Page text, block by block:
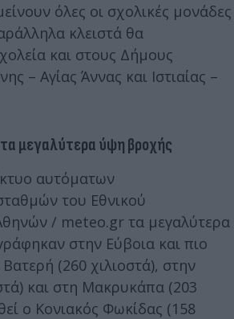
όλες οι σχολικές μονάδες
κλειστά θα
και στους Δήμους
– Αγίας Άννας και Ιστιαίας –
μεγαλύτερα ύψη βροχής
αυτόματων
του Εθνικού
/ meteo.gr τα μεγαλύτερα
στην Εύβοια και πιο
(260 χιλιοστά), στην
και στη Μακρυκάπα (203
ο Κονιακός Φωκίδας (158